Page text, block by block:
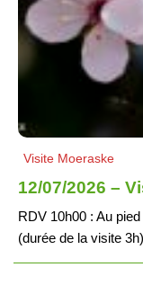
Visite Moeraske
12/07/2026 –
RDV 10h00 : Au
(durée de la visite